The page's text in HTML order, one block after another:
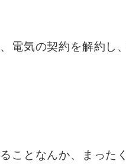
電気の契約を解約
ことなんか、まった